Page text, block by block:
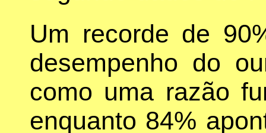
Um recorde de
desempenho do
como uma razão
enquanto 84%